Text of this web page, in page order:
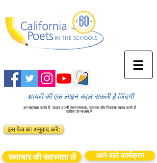
शायरी की एक लाइन बदल सकती है जिंदगी
हम सहायता करते हैं छात्र अपनी रचनात्मकता, कल्पना और जिज्ञासा व्यक्त करते हैं
कविता के माध्यम से।
इस पेज का अनुवाद करें:
समाचार की सदस्यता लें
आने वाले कार्यक्रम